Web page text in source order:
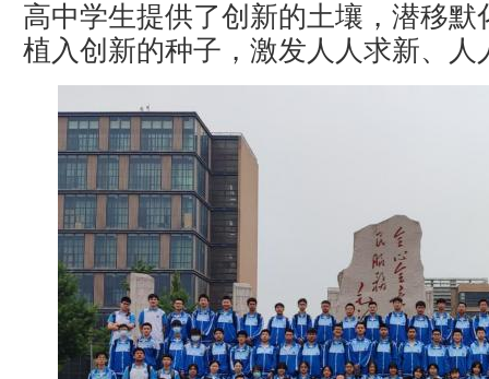
高中学生提供了创新的土壤，潜移默
植入创新的种子，激发人人求新、人